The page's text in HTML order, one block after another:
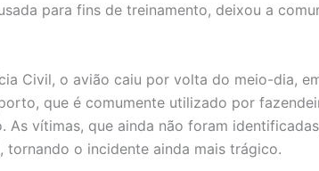
para fins de treinamento, deixou a
Civil, o avião caiu por volta do meio-dia,
que é comumente utilizado por
As vítimas, que ainda não foram
tornando o incidente ainda mais trágico.